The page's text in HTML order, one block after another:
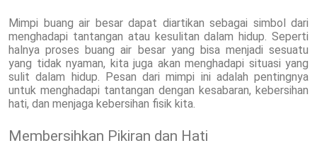
Mimpi buang air besar dapat diartikan sebagai simbol dari
menghadapi tantangan atau kesulitan dalam hidup. Seperti
halnya proses buang air besar yang bisa menjadi sesuatu
yang tidak nyaman, kita juga akan menghadapi situasi yang
sulit dalam hidup. Pesan dari mimpi ini adalah pentingnya
untuk menghadapi tantangan dengan kesabaran, kebersihan
hati, dan menjaga kebersihan fisik kita.
Membersihkan Pikiran dan Hati